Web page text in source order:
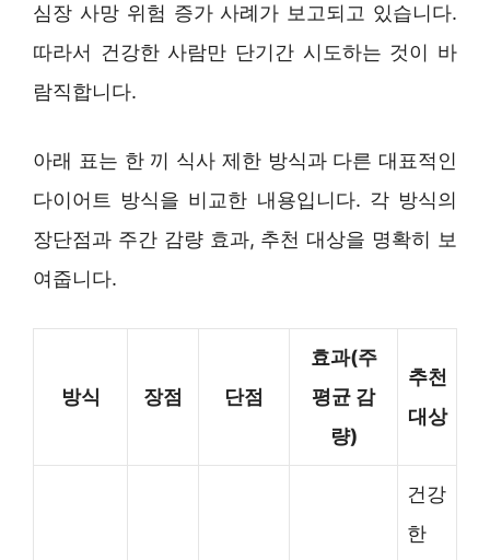
심장 사망 위험 증가 사례가 보고되고 있습니다.
따라서 건강한 사람만 단기간 시도하는 것이 바
람직합니다.
아래 표는 한 끼 식사 제한 방식과 다른 대표적인
다이어트 방식을 비교한 내용입니다. 각 방식의
장단점과 주간 감량 효과, 추천 대상을 명확히 보
여줍니다.
방식 장점 단점
효과(주
평균 감
량)
추천
대상
건강
한